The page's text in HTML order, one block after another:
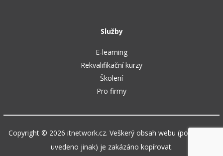
Služby
E-learning
Rekvalifikační kurzy
Školení
Pro firmy
Copyright © 2026 itnetwork.cz. Veškerý obsah webu (pokud není
uvedeno jinak) je zakázáno kopírovat.